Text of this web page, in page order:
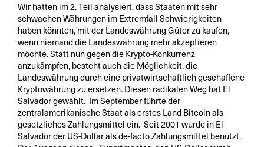
Wir hatten im 2. Teil analysiert, dass Staaten mit sehr
schwachen Währungen im Extremfall Schwierigkeiten
haben könnten, mit der Landeswährung Güter zu kaufen,
wenn niemand die Landeswährung mehr akzeptieren
möchte. Statt nun gegen die Krypto-Konkurrenz
anzukämpfen, besteht auch die Möglichkeit, die
Landeswährung durch eine privatwirtschaftlich geschaffene
Kryptowährung zu ersetzen. Diesen radikalen Weg hat El
Salvador gewählt. Im September führte der
zentralamerikanische Staat als erstes Land Bitcoin als
gesetzliches Zahlungsmittel ein. Seit 2001 wurde in El
Salvador der US-Dollar als de-facto Zahlungsmittel benutzt.